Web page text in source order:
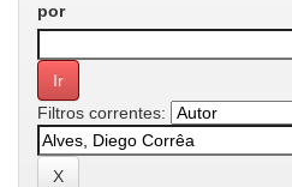
por
Filtros correntes: